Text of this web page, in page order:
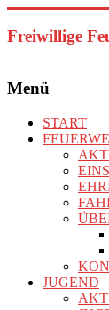
Inhalt
springen
Freiwillige
Menü
START
JUGEND